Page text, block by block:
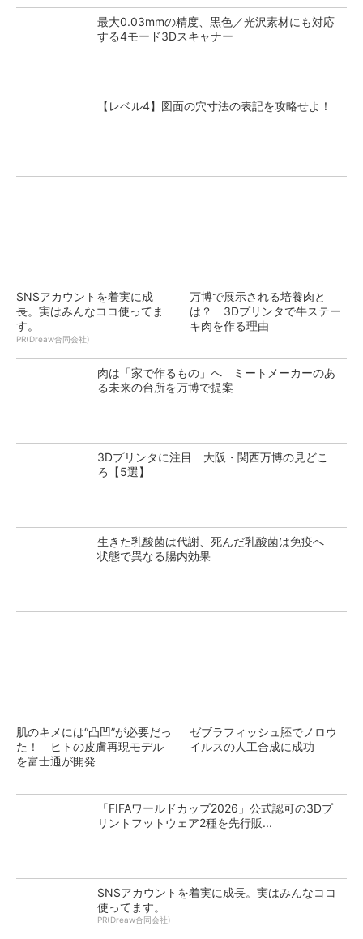
最大0.03mmの精度、黒色／光沢素材にも対応
する4モード3Dスキャナー
【レベル4】図面の穴寸法の表記を攻略せよ！
SNSアカウントを着実に成
長。実はみんなココ使ってま
す。
PR(Dreaw合同会社)
万博で展示される培養肉と
は？ 3Dプリンタで牛ステー
キ肉を作る理由
肉は「家で作るもの」へ ミートメーカーのあ
る未来の台所を万博で提案
3Dプリンタに注目 大阪・関西万博の見どこ
ろ【5選】
生きた乳酸菌は代謝、死んだ乳酸菌は免疫へ
状態で異なる腸内効果
肌のキメには“凸凹”が必要だっ
た！ ヒトの皮膚再現モデル
を富士通が開発
ゼブラフィッシュ胚でノロウ
イルスの人工合成に成功
「FIFAワールドカップ2026」公式認可の3Dプ
リントフットウェア2種を先行販...
SNSアカウントを着実に成長。実はみんなココ
使ってます。
PR(Dreaw合同会社)